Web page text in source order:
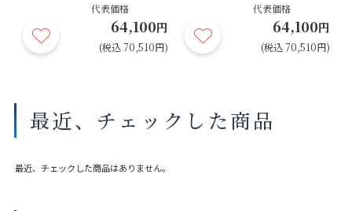
代表価格
64,100円
(税込 70,510円)
代表価格
64,100円
(税込 70,510円)
最近、チェックした商品
最近、チェックした商品はありません。